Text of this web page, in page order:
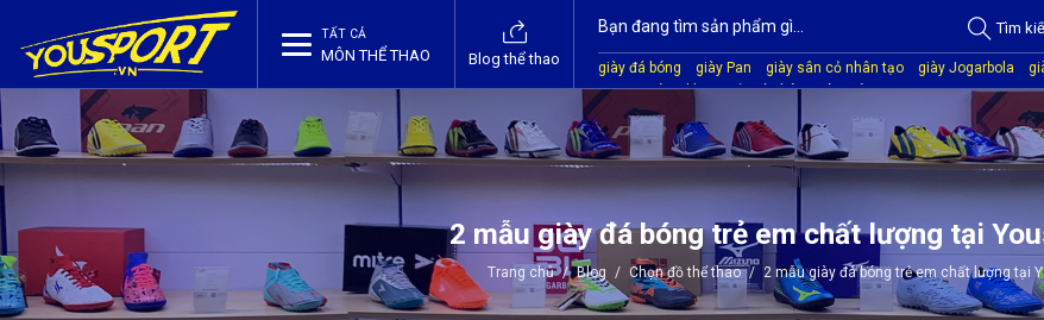
TẤT CẢ
MÔN THỂ THAO Blog thể thao
Tìm
giày đá bóng giày Pan giày sân cỏ nhân tạo giày Jogarbola
Mitre
giày Akka quần áo bóng đá giày Kamito
2 mẫu giày đá bóng trẻ em chất lượng tại
Trang chủ / Blog / Chọn đồ thể thao / 2 mẫu giày đá bóng trẻ em chất lượng tại